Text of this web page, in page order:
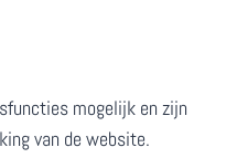
mogelijk en zijn
van de website.